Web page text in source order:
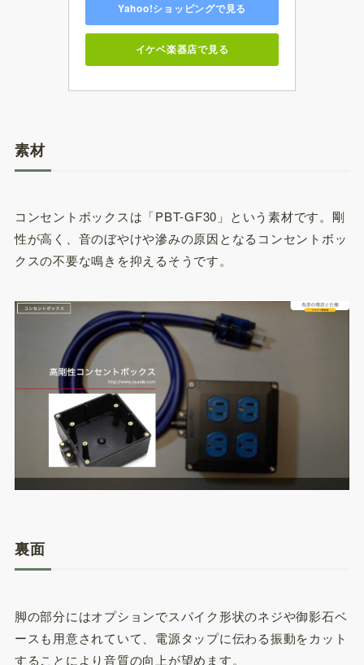
Yahoo!ショッピングで見る
イケベ楽器店で見る
素材
コンセントボックスは「PBT-GF30」という素材です。剛
性が高く、音のぼやけや滲みの原因となるコンセントボッ
クスの不要な鳴きを抑えるそうです。
裏面
脚の部分にはオプションでスパイク形状のネジや御影石ベ
ースも用意されていて、電源タップに伝わる振動をカット
することにより音質の向上が望めます。